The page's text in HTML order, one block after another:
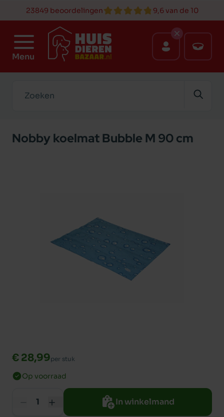
23849 beoordelingen 9,6 van de 10
Menu
Nobby koelmat Bubble M 90 cm
€ 28,99per stuk
Op voorraad
In winkelmand